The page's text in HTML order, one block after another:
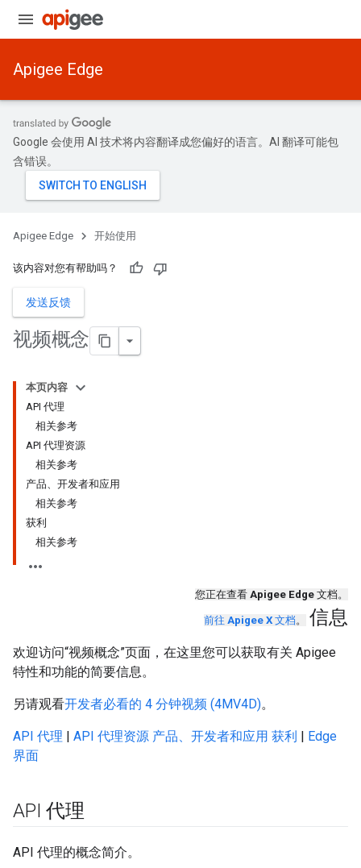
Apigee Edge
Google 会使用 AI 技术将内容翻译成您偏好的语言。AI 翻译可能包
含错误。
Apigee Edge 开始使用
该内容对您有帮助吗？
发送反馈
视频概念
本页内容
API 代理
相关参考
API 代理资源
相关参考
产品、开发者和应用
相关参考
获利
相关参考
您正在查看 Apigee Edge 文档。
前往 Apigee X 文档。 信息
欢迎访问“视频概念”页面，在这里您可以获取有关 Apigee
特性和功能的简要信息。
另请观看开发者必看的 4 分钟视频 (4MV4D)。
API 代理 | API 代理资源 产品、开发者和应用 获利 | Edge
界面
API 代理
API 代理的概念简介。